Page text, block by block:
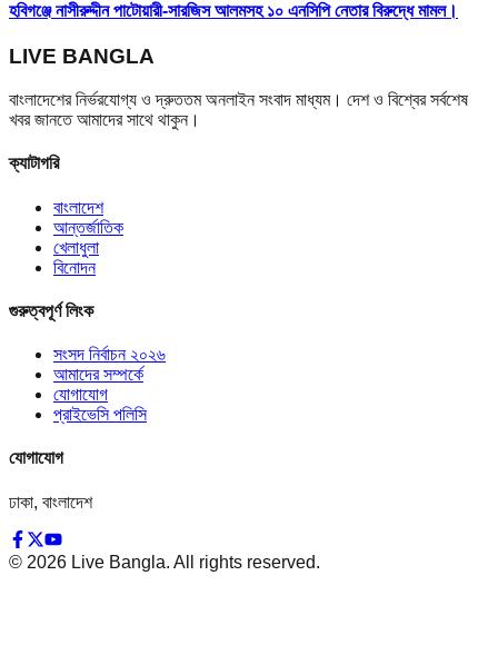
হবিগঞ্জে নাসীরুদ্দীন পাটোয়ারী-সারজিস আলমসহ ১০ এনসিপি নেতার বিরুদ্ধে মামল।
LIVE BANGLA
বাংলাদেশের নির্ভরযোগ্য ও দ্রুততম অনলাইন সংবাদ মাধ্যম। দেশ ও বিশ্বের সর্বশেষ
খবর জানতে আমাদের সাথে থাকুন।
ক্যাটাগরি
বাংলাদেশ
আন্তর্জাতিক
খেলাধুলা
বিনোদন
গুরুত্বপূর্ণ লিংক
সংসদ নির্বাচন ২০২৬
আমাদের সম্পর্কে
যোগাযোগ
প্রাইভেসি পলিসি
যোগাযোগ
ঢাকা, বাংলাদেশ
© 2026 Live Bangla. All rights reserved.